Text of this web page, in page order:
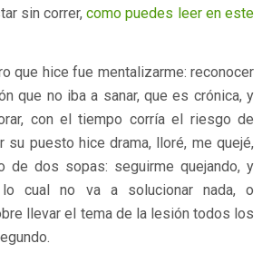
sin correr,como puedes leer en este
que hice fue mentalizarme: reconocer
que no iba a sanar, que es crónica, y
con el tiempo corría el riesgo de
puesto hice drama, lloré, me quejé,
de dos sopas: seguirme quejando, y
lo cual no va a solucionar nada, o
llevar el tema de la lesión todos los